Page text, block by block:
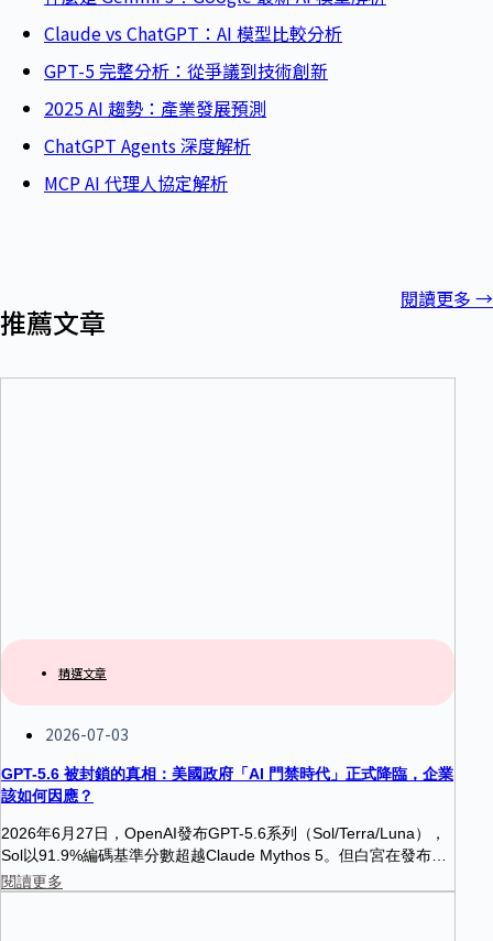
Claude vs ChatGPT：AI 模型比較分析
GPT-5 完整分析：從爭議到技術創新
2025 AI 趨勢：產業發展預測
ChatGPT Agents 深度解析
MCP AI 代理人協定解析
推薦文章
閱讀更多 →
精選文章
2026-07-03
GPT-5.6 被封鎖的真相：美國政府「AI 門禁時代」正式降臨，企業
該如何因應？
2026年6月27日，OpenAI發布GPT-5.6系列（Sol/Terra/Luna），
Sol以91.9%編碼基準分數超越Claude Mythos 5。但白宮在發布前
48小時要求限制存取——目前僅約20家企業獲批使用。本文從技術
閱讀更多